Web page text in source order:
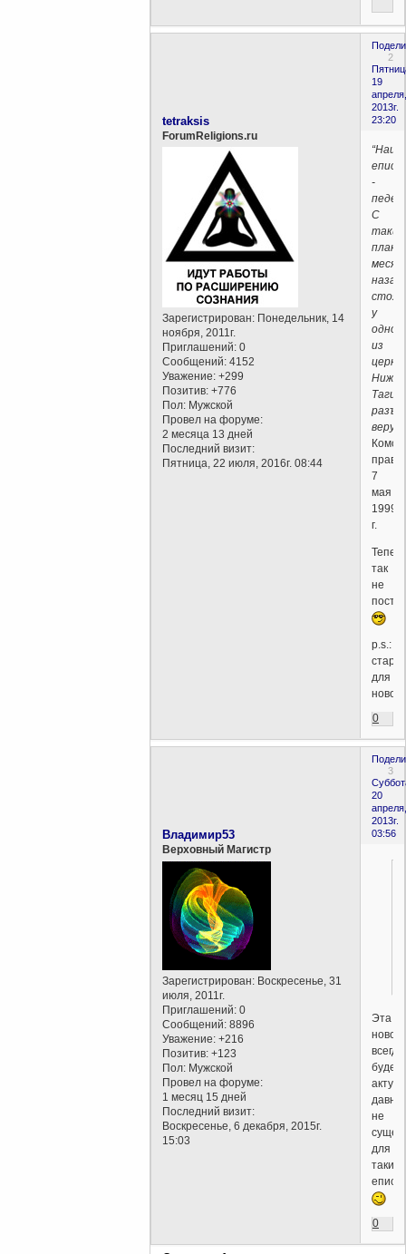
2
19
апреля,
2013г.
23:20
tetraksis
ForumReligions.ru
Зарегистрирован: Понедельник, 14
ноября, 2011г.
Приглашений: 0
Сообщений: 4152
Уважение: +299
Позитив: +776
Пол: Мужской
Провел на форуме:
2 месяца 13 дней
Последний визит:
Пятница, 22 июля, 2016г. 08:44
“Наш
-
С
месяц
назад
у
одной
из
7
мая
1999
г.
так
не
p.s.:
для
0
3
20
апреля,
2013г.
03:56
Владимир53
Верховный Магистр
Зарегистрирован: Воскресенье, 31
июля, 2011г.
Приглашений: 0
Сообщений: 8896
Уважение: +216
Позитив: +123
Пол: Мужской
Провел на форуме:
1 месяц 15 дней
Последний визит:
Воскресенье, 6 декабря, 2015г.
15:03
Эта
всегда
будет
не
для
таких
0